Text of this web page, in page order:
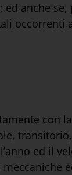
anche
occorrenti
con
ed il